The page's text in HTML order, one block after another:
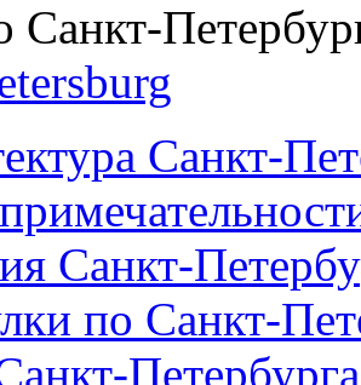
Санкт-
Санкт-
Санкт-
по Санкт-
Петербурга